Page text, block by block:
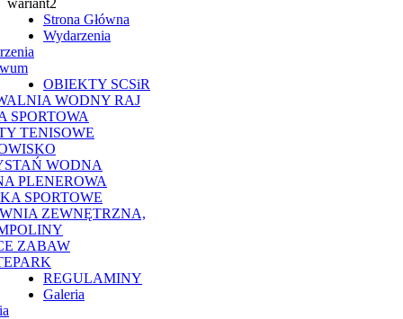
Strona Główna
Wydarzenia
OBIEKTY SCSiR
WODNY RAJ
SPORTOWA
TENISOWE
WODNA
PLENEROWA
SPORTOWE
ZEWNĘTRZNA,
ZABAW
REGULAMINY
Galeria